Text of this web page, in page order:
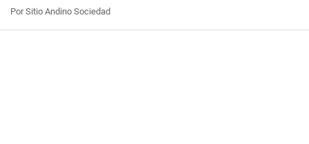
Por Sitio Andino Sociedad